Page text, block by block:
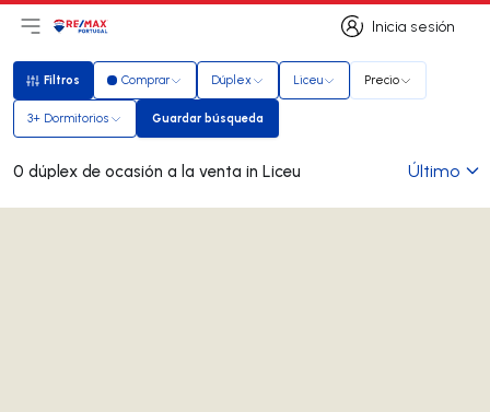
Inicia sesión
Inicia sesión
Abrir el menú principal
Logotipo
Filtros
Filtros Comprar Dúplex Liceu Precio
3+ Dormitorios Guardar búsqueda
Guardar búsqueda
0 dúplex de ocasión a la venta in Liceu Último